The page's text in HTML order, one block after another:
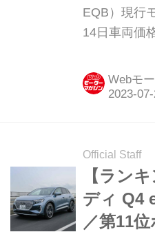
EQB）現行
14日車両価
Webモ
Official Staff
【ラン
ディ Q4
／第11